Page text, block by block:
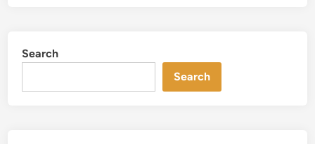
s
T
Search
Search